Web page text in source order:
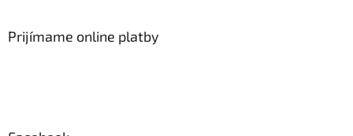
Prijímame online platby